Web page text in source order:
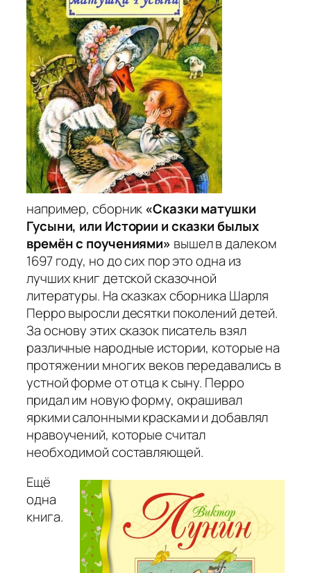
например, сборник«Сказки матушки
Гусыни, или Истории и сказки былых
времён с поучениями» вышел в далеком
1697 году, но до сих пор это одна из
лучших книг детской сказочной
литературы. На сказках сборника Шарля
Перро выросли десятки поколений детей.
За основу этих сказок писатель взял
различные народные истории, которые на
протяжении многих веков передавались в
устной форме от отца к сыну. Перро
придал им новую форму, окрашивал
яркими салонными красками и добавлял
нравоучений, которые считал
необходимой составляющей.
Ещё
одна
книга.